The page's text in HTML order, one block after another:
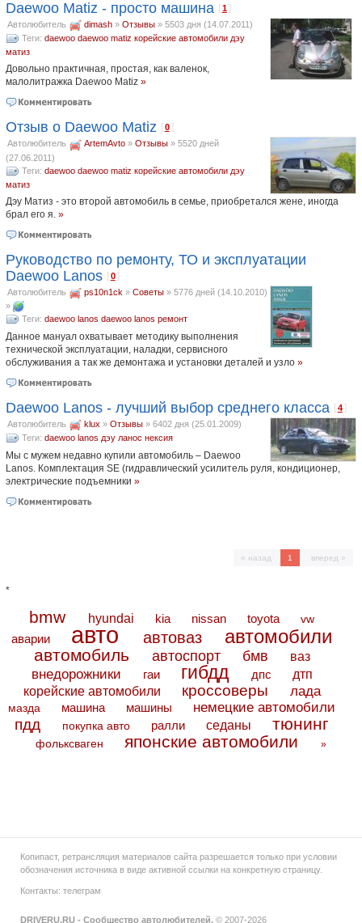
Daewoo Matiz - просто машина [1
Автолюбитель dimash» Отзывы» 5503 дня (14.07.2011)
Теги: daewoo daewoo matiz корейские автомобили дэу
матиз
Довольно практичная, простая, как валенок,
малолитражка Daewoo Matiz »
Отзыв о Daewoo Matiz [0
Автолюбитель ArtemAvto» Отзывы» 5520 дней
(27.06.2011)
Теги: daewoo daewoo matiz корейские автомобили дэу
матиз
Дэу Матиз - это второй автомобиль в семье, приобретался жене, иногда
брал его я. »
Руководство по ремонту, ТО и эксплуатации
Daewoo Lanos [0 ]
Автолюбитель ps10n1ck » Советы» 5776 дней (14.10.2010)
»
Теги: daewoo lanos daewoo lanos ремонт
Данное мануал охватывает методику выполнения
технической эксплуатации, наладки, сервисного
обслуживания а так же демонтажа и установки деталей и узло »
Daewoo Lanos - лучший выбор среднего класса [4
Автолюбитель klux » Отзывы» 6402 дня (25.01.2009)
Теги: daewoo lanos дэу ланос нексия
Мы с мужем недавно купили автомобиль – Daewoo
Lanos. Комплектация SE (гидравлический усилитель руля, кондиционер,
электрические подъемники »
« назад 1 вперед »
*
bmw hyundai kia nissan toyota vw
аварии авто автоваз автомобили
автомобиль автоспорт бмв ваз
внедорожники гаи гибдд дпс дтп
корейские автомобили кроссоверы лада
мазда машина машины немецкие автомобили
пдд покупка авто ралли седаны тюнинг
фольксваген японские автомобили »
Копипаст, ретрансляция материалов сайта разрешается только при условии
обозначения источника в виде активной ссылки на конкретную страницу.
Контакты: телеграм
DRIVERU.RU - Сообщество автолюбителей. © 2007-2026